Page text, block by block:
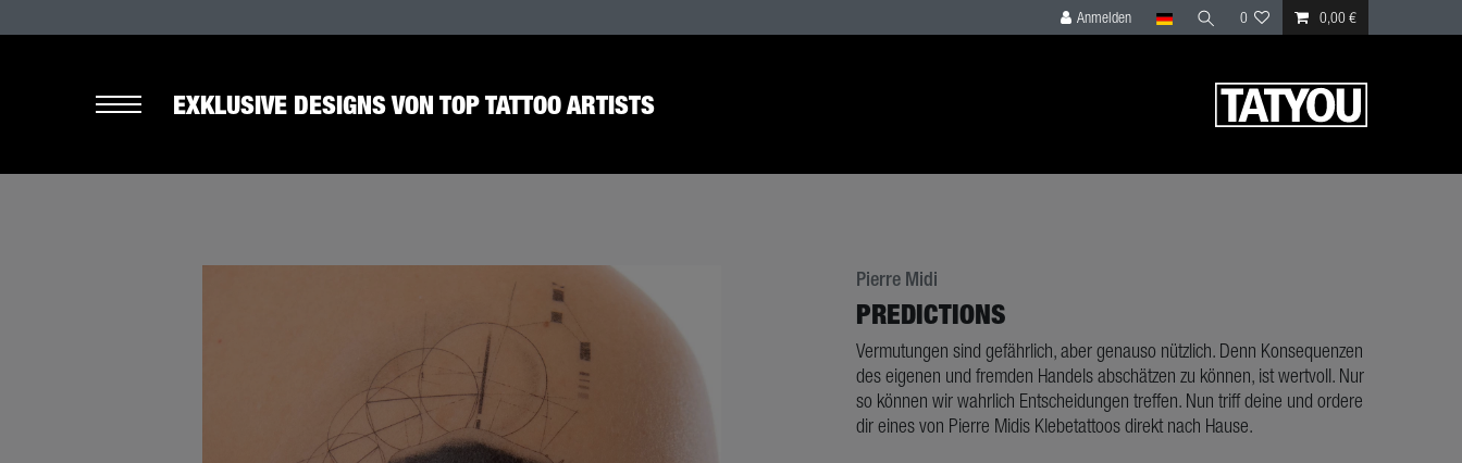
Anmelden 0 0,00 €
EXKLUSIVE DESIGNS VON TOP TATTOO ARTISTS
Pierre Midi
PREDICTIONS
Vermutungen sind gefährlich, aber genauso nützlich. Denn Konsequenzen
des eigenen und fremden Handels abschätzen zu können, ist wertvoll. Nur
so können wir wahrlich Entscheidungen treffen. Nun triff deine und ordere
dir eines von Pierre Midis Klebetattoos direkt nach Hause.